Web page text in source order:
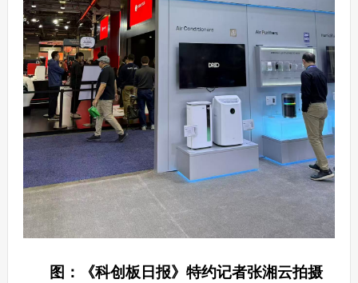
图：《科创板日报》特约记者张湘云拍摄